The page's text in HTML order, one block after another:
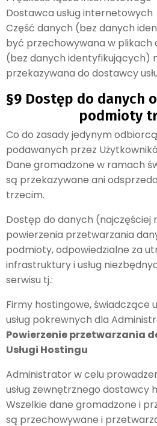
Dostawca usług internetowych
Część danych (bez danych
być przechowywana w plikach
(bez danych identyfikujących)
przekazywana do dostawcy
§9 Dostęp do danych
podmioty
Co do zasady jedynym
podawanych przez
Dane gromadzone w ramach
są przekazywane ani
trzecim.
Dostęp do danych (najczęściej
powierzenia przetwarzania
podmioty, odpowiedzialne za
infrastruktury i usług
serwisu tj.:
Firmy hostingowe, świadczące
usług pokrewnych dla
Powierzenie przetwarzania
Usługi Hostingu
Administrator w celu
usług zewnętrznego dostawcy
Wszelkie dane gromadzone i
są przechowywane i